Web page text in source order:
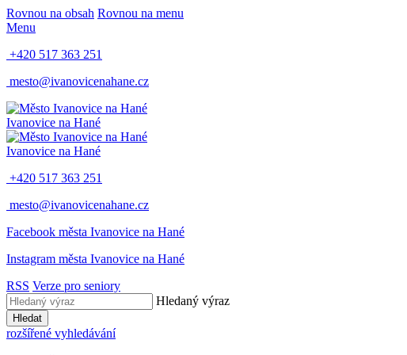
Rovnou na obsah Rovnou na menu
Menu
+420 517 363 251
mesto@ivanovicenahane.cz
Ivanovice na Hané
Ivanovice na Hané
+420 517 363 251
mesto@ivanovicenahane.cz
Facebook města Ivanovice na Hané
Instagram města Ivanovice na Hané
RSS Verze pro seniory
Hledaný výraz
Hledat
rozšířené vyhledávání